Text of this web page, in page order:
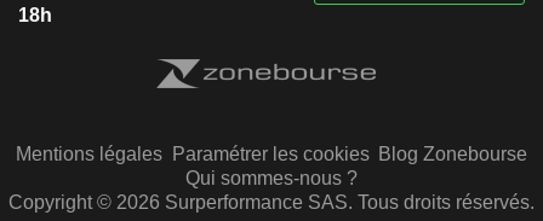
18h
Mentions légales Paramétrer les cookies Blog Zonebourse
Qui sommes-nous ?
Copyright © 2026 Surperformance SAS. Tous droits réservés.